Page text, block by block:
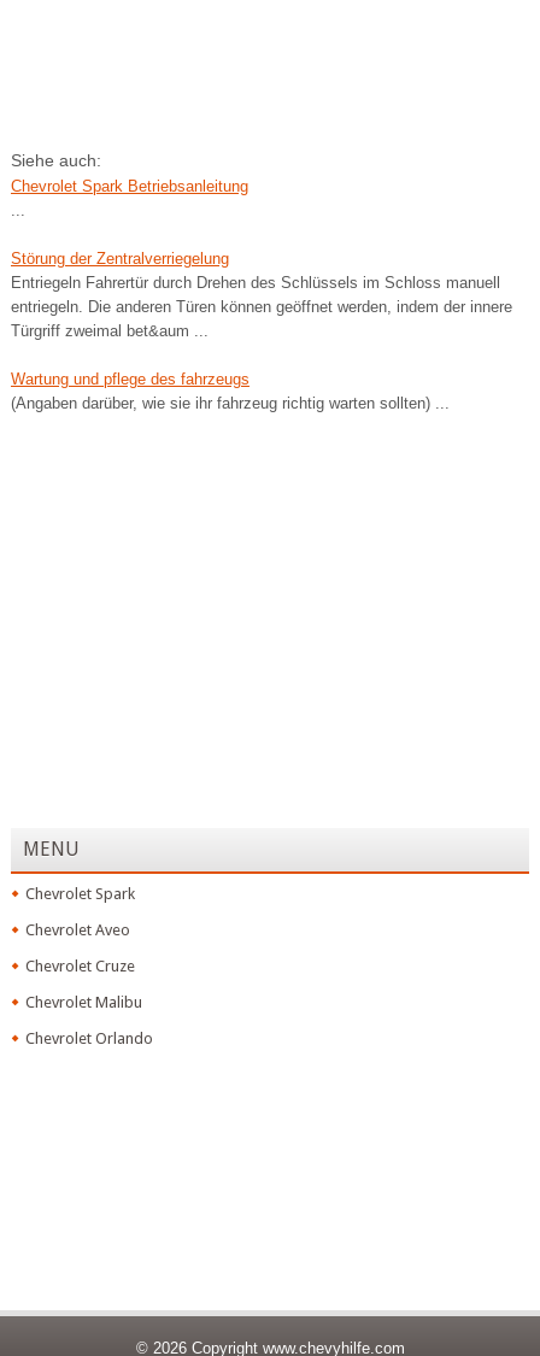
Siehe auch:
Chevrolet Spark Betriebsanleitung
Störung der Zentralverriegelung
Entriegeln Fahrertür durch Drehen des Schlüssels im Schloss manuell
entriegeln. Die anderen Türen können geöffnet werden, indem der innere
Türgriff zweimal bet&aum ...
Wartung und pflege des fahrzeugs
(Angaben darüber, wie sie ihr fahrzeug richtig warten sollten) ...
MENU
Chevrolet Spark
Chevrolet Aveo
Chevrolet Cruze
Chevrolet Malibu
Chevrolet Orlando
© 2026 Copyright www.chevyhilfe.com